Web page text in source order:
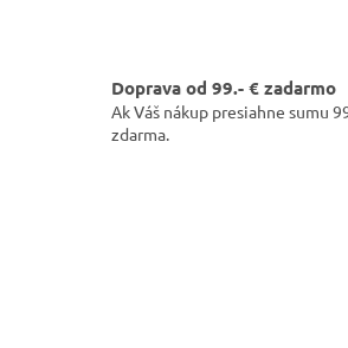
Doprava od 99.- € zadarmo
Ak Váš nákup presiahne sumu
zdarma.